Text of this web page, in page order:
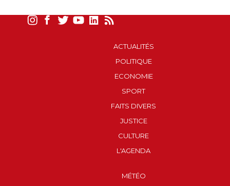
ACTUALITÉS
POLITIQUE
ECONOMIE
SPORT
FAITS DIVERS
JUSTICE
CULTURE
L'AGENDA
MÉTÉO